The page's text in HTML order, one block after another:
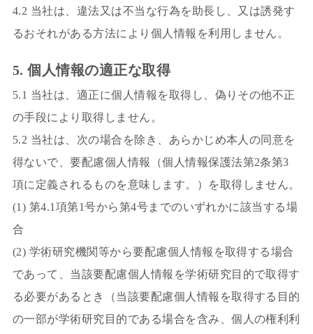
4.2 当社は、違法又は不当な行為を助長し、又は誘発す
るおそれがある方法により個人情報を利用しません。
5. 個人情報の適正な取得
5.1 当社は、適正に個人情報を取得し、偽りその他不正
の手段により取得しません。
5.2 当社は、次の場合を除き、あらかじめ本人の同意を
得ないで、要配慮個人情報（個人情報保護法第2条第3
項に定義されるものを意味します。）を取得しません。
(1) 第4.1項第1号から第4号までのいずれかに該当する場
合
(2) 学術研究機関等から要配慮個人情報を取得する場合
であって、当該要配慮個人情報を学術研究目的で取得す
る必要があるとき（当該要配慮個人情報を取得する目的
の一部が学術研究目的である場合を含み、個人の権利利